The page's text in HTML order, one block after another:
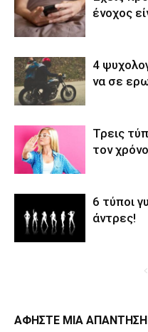
ένοχος
4
να σε
Τρεις
τον
6 τύποι
άντρες!
ΑΦΗΣΤΕ ΜΙΑ ΑΠΑΝΤΗΣΗ